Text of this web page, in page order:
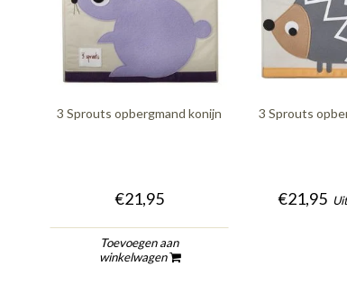
3 Sprouts opbergmand konijn
€21,95
Toevoegen aan
winkelwagen
3 Sprouts
€21,95